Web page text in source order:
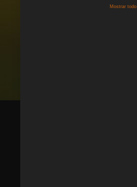
Mostrar todo